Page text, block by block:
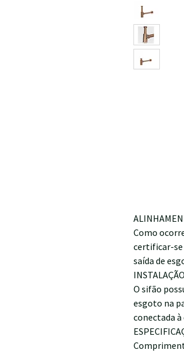
Como
certificar-se
saída de
O sifão
esgoto na
conectada à